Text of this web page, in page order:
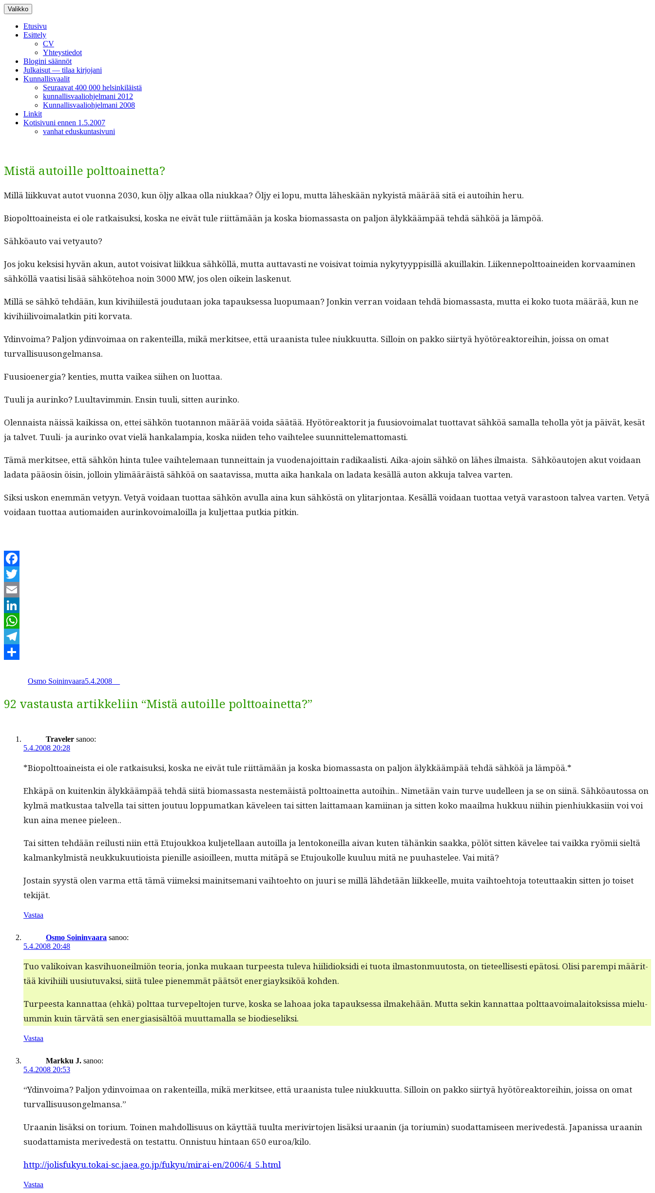
Siirry
sisältöön
Valikko
Etusivu
Esittely
CV
Yhteystiedot
Blogini säännöt
Julkaisut — tilaa kirjojani
Kunnallisvaalit
Seuraavat 400 000 helsinkiläistä
kunnallisvaaliohjelmani 2012
Kunnallisvaaliohjelmani 2008
Linkit
Kotisivuni ennen 1.5.2007
vanhat eduskuntasivuni
Mistä autoille polttoainetta?
Mil­lä liikku­vat autot vuon­na 2030, kun öljy alkaa olla niukkaa? Öljy ei lopu, mut­ta läh­eskään nyky­istä määrää sitä ei autoi­hin heru.
Biopolt­toaineista ei ole ratkaisuk­si, kos­ka ne eivät tule riit­tämään ja kos­ka bio­mas­sas­ta on paljon älykkääm­pää tehdä sähköä ja lämpöä.
Sähköau­to vai vetyauto?
Jos joku kek­sisi hyvän akun, autot voisi­vat liikkua sähköl­lä, mut­ta aut­tavasti ne voisi­vat toimia nyky­tyyp­pisil­lä akuil­lakin. Liiken­nepolt­toainei­den kor­vaami­nen
sähköl­lä vaatisi lisää sähköte­hoa noin 3000 MW, jos olen oikein laskenut.
Mil­lä se sähkö tehdään, kun kivi­hi­ilestä joudu­taan joka tapauk­ses­sa luop­umaan? Jonkin ver­ran voidaan tehdä bio­mas­sas­ta, mut­ta ei koko tuo­ta määrää, kun ne
kivi­hi­ilivoimalatkin piti korvata.
Ydin­voima? Paljon ydin­voimaa on rak­en­teil­la, mikä merk­it­see, että uraanista tulee niukku­ut­ta. Sil­loin on pakko siir­tyä hyötöreak­tor­ei­hin, jois­sa on omat
turvallisuusongelmansa.
Fuu­sioen­er­gia? ken­ties, mut­ta vaikea siihen on luottaa.
Tuuli ja aurinko? Luul­tavim­min. Ensin tuuli, sit­ten aurinko.
Olen­naista näis­sä kaikissa on, ettei sähkön tuotan­non määrää voi­da säätää. Hyötöreak­torit ja fuu­siovoimalat tuot­ta­vat sähköä samal­la tehol­la yöt ja päivät, kesät
ja tal­vet. Tuuli- ja aurinko ovat vielä han­kalampia, kos­ka niiden teho vai­htelee suunnittelemattomasti.
Tämä merk­it­see, että sähkön hin­ta tulee vai­htele­maan tun­neit­tain ja vuo­de­na­joit­tain radikaal­isti. Aika-ajoin sähkö on läh­es ilmaista. Sähköau­to­jen akut voidaan
lada­ta pääosin öisin, jol­loin ylimääräistä sähköä on saatavis­sa, mut­ta aika han­kala on lada­ta kesäl­lä auton akku­ja talvea varten.
Sik­si uskon enem­män vetyyn. Vetyä voidaan tuot­taa sähkön avul­la aina kun sähköstä on yli­tar­jon­taa. Kesäl­lä voidaan tuot­taa vetyä varas­toon talvea varten. Vetyä
voidaan tuot­taa autiomaid­en aurinkovoimaloil­la ja kul­jet­taa putkia pitkin.
Facebook
Twitter
Email
LinkedIn
WhatsApp
Telegram
Osmo Soininvaara5.4.2008
92 vastausta artikkeliin “Mistä autoille polttoainetta?”
Traveler sanoo:
5.4.2008 20:28
*Biopolt­toaineista ei ole ratkaisuk­si, kos­ka ne eivät tule riit­tämään ja kos­ka bio­mas­sas­ta on paljon älykkääm­pää tehdä sähköä ja lämpöä.*
Ehkäpä on kuitenkin älykkääm­pää tehdä siitä bio­mas­sas­ta nestemäistä polt­toainet­ta autoi­hin.. Nimetään vain turve uudelleen ja se on siinä. Sähköau­tossa on
kylmä matkus­taa talvel­la tai sit­ten joutuu lop­pumatkan käveleen tai sit­ten lait­ta­maan kami­inan ja sit­ten koko maail­ma hukkuu niihin pien­hiukkasi­in voi voi
kun aina menee pieleen..
Tai sit­ten tehdään reilusti niin että Etu­joukkoa kul­jetel­laan autoil­la ja lentokoneil­la aivan kuten tähänkin saak­ka, pölöt sit­ten kävelee tai vaik­ka ryömii sieltä
kalmankylmistä neukkukuu­tioista pie­nille asioilleen, mut­ta mitäpä se Etu­joukolle kuu­luu mitä ne puuhastelee. Vai mitä?
Jostain syys­tä olen var­ma että tämä viimek­si mainit­se­mani vai­h­toe­hto on juuri se mil­lä lähde­tään liik­keelle, mui­ta vai­h­toe­hto­ja toteut­taakin sit­ten jo toiset
tekijät.
Vastaa
Osmo Soininvaara sanoo:
5.4.2008 20:48
Tuo valikoivan kasvi­huoneilmiön teo­ria, jon­ka mukaan turpeesta tule­va hiilid­iok­si­di ei tuo­ta ilmas­ton­muu­tos­ta, on tieteel­lis­es­ti epä­tosi. Olisi parem­pi määrit­
tää kivi­hi­ili uusi­u­tu­vak­si, siitä tulee pienem­mät päät­söt ener­giayk­siköä kohden.
Turpeesta kan­nat­taa (ehkä) polt­taa turve­pel­to­jen turve, kos­ka se lahoaa joka tapauk­ses­sa ilmake­hään. Mut­ta sekin kan­nat­taa polt­taavoimalaitok­sis­sa mielu­
um­min kuin tärvätä sen ener­gia­sisältöä muut­ta­mal­la se biodieseliksi.
Vastaa
Markku J. sanoo:
5.4.2008 20:53
“Ydin­voima? Paljon ydin­voimaa on rak­en­teil­la, mikä merk­it­see, että uraanista tulee niukku­ut­ta. Sil­loin on pakko siir­tyä hyötöreak­tor­ei­hin, jois­sa on omat
turvallisuusongelmansa.”
Uraanin lisäk­si on tori­um. Toinen mah­dol­lisu­us on käyt­tää tuul­ta merivir­to­jen lisäk­si uraanin (ja tori­u­min) suo­dat­tamiseen merivedestä. Japanis­sa uraanin
suo­dat­tamista merivedestä on tes­tat­tu. Onnis­tuu hin­taan 650 euroa/kilo.
http://jolisfukyu.tokai-sc.jaea.go.jp/fukyu/mirai-en/2006/4_5.html
Vastaa